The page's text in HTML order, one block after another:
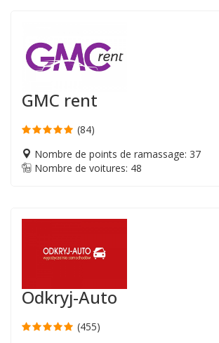
GMC rent
(84)
Nombre de points de ramassage: 37
Nombre de voitures: 48
Odkryj-Auto
(455)